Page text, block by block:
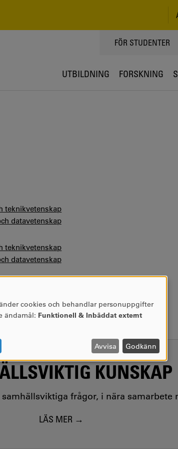
TOPPMENY
FÖR STUDENTER
UTBILDNING FORSKNING
teknikvetenskap
datavetenskap
teknikvetenskap
datavetenskap
KUNSKAP
frågor, i nära samarbete
LÄS MER
cookies och behandlar personuppgifter
ändamål: Funktionell & Inbäddat externt
Avvisa Godkänn